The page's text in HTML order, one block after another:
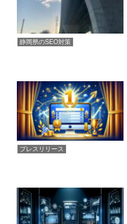
静岡県のSEO対策
プレスリリース